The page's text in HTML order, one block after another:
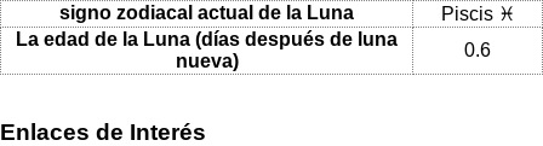
signo zodiacal actual de la Luna
Piscis ♓
La edad de la Luna (días después de luna
nueva)
0.6
Enlaces de Interés